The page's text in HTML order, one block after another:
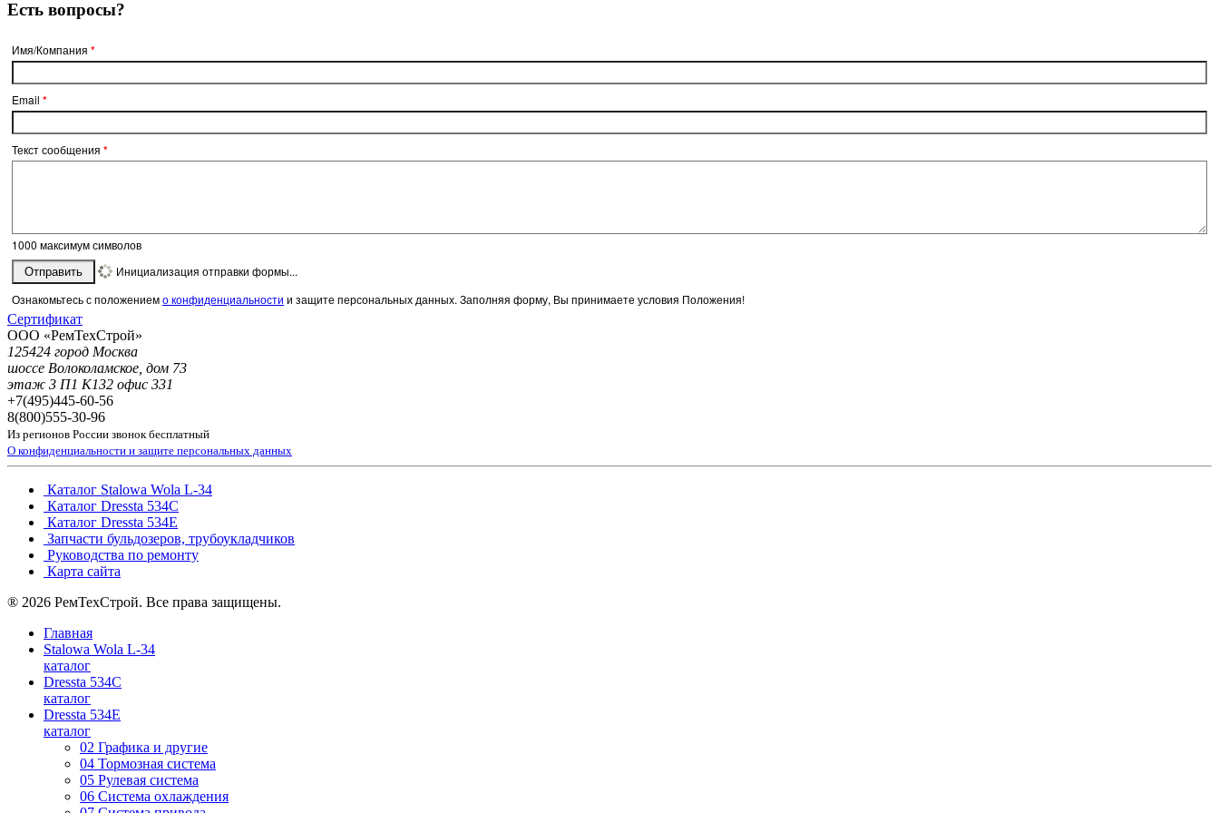
Есть вопросы?
Имя/Компания *
Email *
Текст сообщения *
1000 максимум символов
Отправить
Инициализация отправки формы...
Ознакомьтесь с положениемо конфиденциальности и защите персональных данных. Заполняя форму, Вы принимаете условия Положения!
Сертификат
ООО «РемТехСтрой»
125424 город Москва
шоссе Волоколамское, дом 73
этаж 3 П1 К132 офис 331
+7(495)445-60-56
8(800)555-30-96
Из регионов России звонок бесплатный
О конфиденциальности и защите персональных данных
Каталог Stalowa Wola L-34
Каталог Dressta 534C
Каталог Dressta 534E
Запчасти бульдозеров, трубоукладчиков
Руководства по ремонту
Карта сайта
® 2026 РемТехСтрой. Все права защищены.
Главная
Stalowa Wola L-34
каталог
Dressta 534C
каталог
Dressta 534E
каталог
02 Графика и другие
04 Тормозная система
05 Рулевая система
06 Система охлаждения